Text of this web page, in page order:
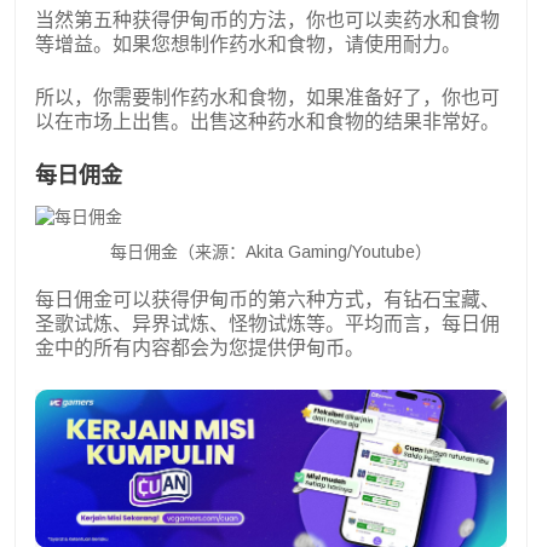
当然第五种获得伊甸币的方法，你也可以卖药水和食物
等增益。如果您想制作药水和食物，请使用耐力。
所以，你需要制作药水和食物，如果准备好了，你也可
以在市场上出售。出售这种药水和食物的结果非常好。
每日佣金
每日佣金（来源：Akita Gaming/Youtube）
每日佣金可以获得伊甸币的第六种方式，有钻石宝藏、
圣歌试炼、异界试炼、怪物试炼等。平均而言，每日佣
金中的所有内容都会为您提供伊甸币。